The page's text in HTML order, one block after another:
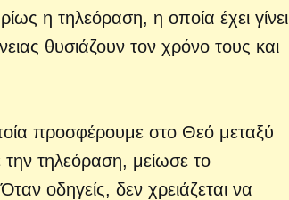
η τηλεόραση, η οποία έχει γίνει
θυσιάζουν τον χρόνο τους και
προσφέρουμε στο Θεό μεταξύ
τηλεόραση, μείωσε το
οδηγείς, δεν χρειάζεται να